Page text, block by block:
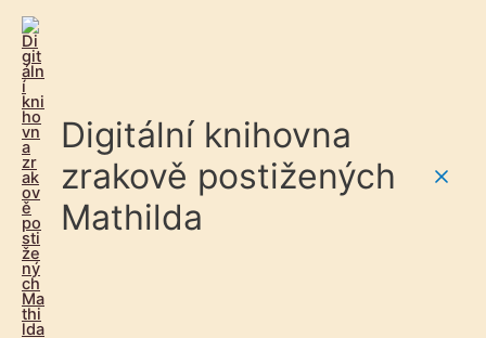
Digitální knihovna
zrakově postižených
Mathilda